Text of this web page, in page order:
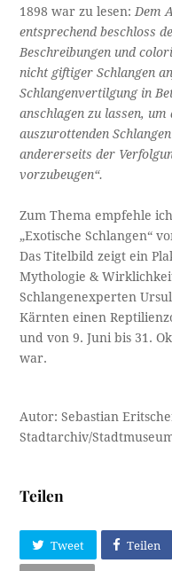
1898 war zu lesen: Dem
entsprechend beschloss
Beschreibungen und
nicht giftiger Schlangen
Schlangenvertilgung in
anschlagen zu lassen,
auszurottenden
andererseits der
vorzubeugen“.
Zum Thema empfehle
„Exotische Schlangen“
Das Titelbild zeigt ein
Mythologie &
Schlangenexperten
Kärnten einen
und von 9. Juni bis 31.
war.
Autor: Sebastian
Stadtarchiv/
Teilen
Tweet Teilen